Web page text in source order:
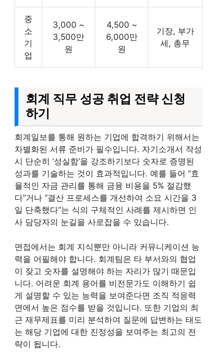
중
소
기
업
3,000 ~
3,500만
원
4,500 ~
6,000만
원
기장, 부가
세, 총무
회계 직무 성공 취업 전략 신청
하기
회계일보를 통해 원하는 기업에 합격하기 위해서는
차별화된 서류 준비가 필수입니다. 자기소개서 작성
시 단순히 ‘성실함’을 강조하기보다 숫자로 증명된
성과를 기술하는 것이 효과적입니다. 예를 들어 “효
율적인 자금 관리를 통해 금융 비용을 5% 절감했
다”거나 “결산 프로세스를 개선하여 소요 시간을 3
일 단축했다”는 식의 구체적인 사례를 제시하면 인
사 담당자의 눈길을 사로잡을 수 있습니다.
면접에서는 회계 지식뿐만 아니라 커뮤니케이션 능
력을 어필해야 합니다. 회계팀은 타 부서와의 협업
이 잦고 숫자를 설명해야 하는 자리가 많기 때문입
니다. 어려운 회계 용어를 비전문가도 이해하기 쉽
게 설명할 수 있는 능력을 보여준다면 조직 적응력
면에서 높은 점수를 받을 것입니다. 또한 기업의 최
근 재무제표를 미리 분석하여 질문에 답변하는 태도
는 해당 기업에 대한 진정성을 보여주는 최고의 전
략이 됩니다.